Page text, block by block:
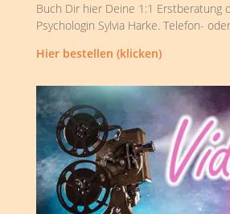
Buch Dir hier Deine 1:1 Erstberatung
Psychologin Sylvia Harke. Telefon-
Hier bestellen (klicken)